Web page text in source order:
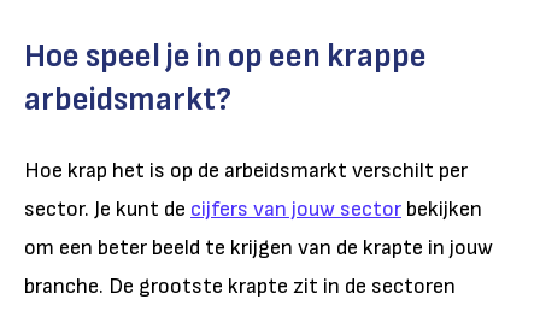
Hoe speel je in op een krappe
arbeidsmarkt?
Hoe krap het is op de arbeidsmarkt verschilt per
sector. Je kunt de cijfers van jouw sector bekijken
om een beter beeld te krijgen van de krapte in jouw
branche. De grootste krapte zit in de sectoren